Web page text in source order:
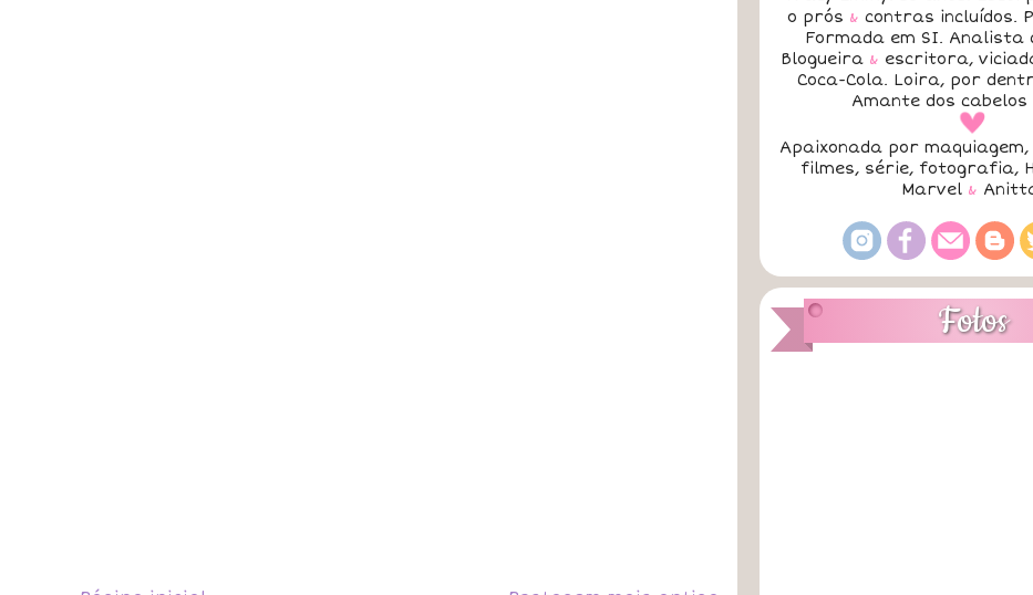
o prós & contras incluídos.
Formada em SI. Analista
Blogueira & escritora,
Coca-Cola. Loira, por
Amante dos
a
Apaixonada por maquiagem,
filmes, série, fotografia,
Marvel &
Fotos